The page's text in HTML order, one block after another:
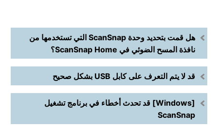
هل قمت بتحديد وحدة ScanSnap التي تستخدمها من
نافذة المسح الضوئي في ScanSnap Home؟
قد لا يتم التعرف على كابل USB بشكل صحيح
[Windows] قد تحدث أخطاء في برنامج تشغيل
ScanSnap